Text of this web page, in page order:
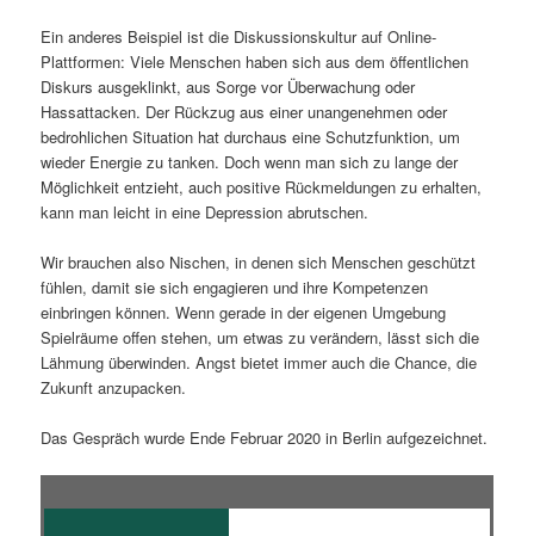
en
n
Ein anderes Beispiel ist die Diskussionskultur auf Online-
Plattformen: Viele Menschen haben sich aus dem öffentlichen
Diskurs ausgeklinkt, aus Sorge vor Überwachung oder
Hassattacken. Der Rückzug aus einer unangenehmen oder
bedrohlichen Situation hat durchaus eine Schutzfunktion, um
wieder Energie zu tanken. Doch wenn man sich zu lange der
Möglichkeit entzieht, auch positive Rückmeldungen zu erhalten,
kann man leicht in eine Depression abrutschen.
Wir brauchen also Nischen, in denen sich Menschen geschützt
fühlen, damit sie sich engagieren und ihre Kompetenzen
einbringen können. Wenn gerade in der eigenen Umgebung
Spielräume offen stehen, um etwas zu verändern, lässt sich die
Lähmung überwinden. Angst bietet immer auch die Chance, die
Zukunft anzupacken.
Das Gespräch wurde Ende Februar 2020 in Berlin aufgezeichnet.